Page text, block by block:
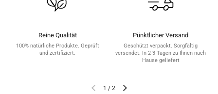
Reine Qualität
100% natürliche Produkte. Geprüft
und zertifiziert.
Pünktlicher Versand
Geschützt verpackt. Sorgfältig
versendet. In 2-3 Tagen zu Ihnen nach
Hause geliefert
1 / 2